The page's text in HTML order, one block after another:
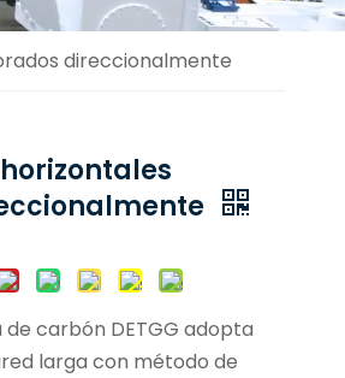
direccionalmente
de carbón DETGG adopta
larga con método de